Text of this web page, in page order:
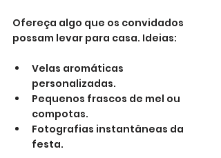
Ofereça algo que os convidados
possam levar para casa. Ideias:
Velas aromáticas
personalizadas.
Pequenos frascos de mel ou
compotas.
Fotografias instantâneas da
festa.